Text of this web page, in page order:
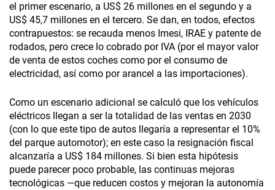
el primer escenario, a US$ 26 millones en el segundo y a
US$ 45,7 millones en el tercero. Se dan, en todos, efectos
contrapuestos: se recauda menos Imesi, IRAE y patente de
rodados, pero crece lo cobrado por IVA (por el mayor valor
de venta de estos coches como por el consumo de
electricidad, así como por arancel a las importaciones).
Como un escenario adicional se calculó que los vehículos
eléctricos llegan a ser la totalidad de las ventas en 2030
(con lo que este tipo de autos llegaría a representar el 10%
del parque automotor); en este caso la resignación fiscal
alcanzaría a US$ 184 millones. Si bien esta hipótesis
puede parecer poco probable, las continuas mejoras
tecnológicas —que reducen costos y mejoran la autonomía